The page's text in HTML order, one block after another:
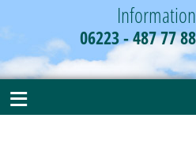
Information
06223 - 487 77 88
≡